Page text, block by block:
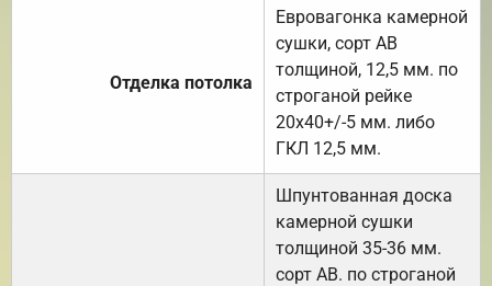
Отделка потолка
Евровагонка камерной
сушки, сорт АВ
толщиной, 12,5 мм. по
строганой рейке
20х40+/-5 мм. либо
ГКЛ 12,5 мм.
Шпунтованная доска
камерной сушки
толщиной 35-36 мм.
сорт АВ. по строганой